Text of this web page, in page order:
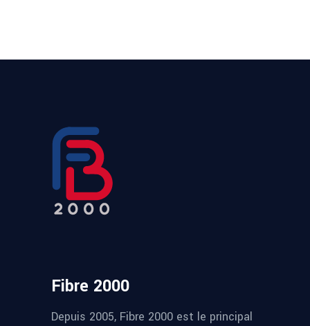
Fibre 2000
Depuis 2005, Fibre 2000 est le principal